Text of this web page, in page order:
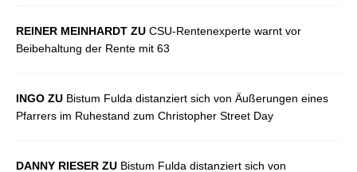
REINER MEINHARDT ZU CSU-Rentenexperte warnt vor
Beibehaltung der Rente mit 63
INGO ZU Bistum Fulda distanziert sich von Äußerungen eines
Pfarrers im Ruhestand zum Christopher Street Day
DANNY RIESER ZU Bistum Fulda distanziert sich von